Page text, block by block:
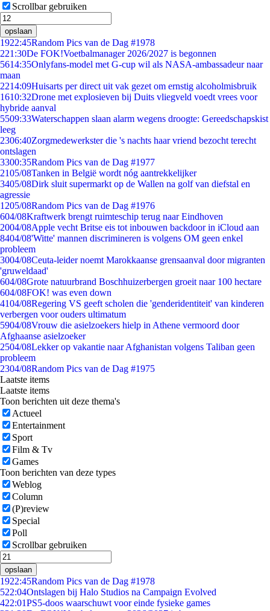
Scrollbar gebruiken
opslaan
1922:45Random Pics van de Dag #1978
221:30De FOK!Voetbalmanager 2026/2027 is begonnen
5614:35Onlyfans-model met G-cup wil als NASA-ambassadeur naar
maan
2214:09Huisarts per direct uit vak gezet om ernstig alcoholmisbruik
1610:32Drone met explosieven bij Duits vliegveld voedt vrees voor
hybride aanval
5509:33Waterschappen slaan alarm wegens droogte: Gereedschapskist
leeg
2306:40Zorgmedewerkster die 's nachts haar vriend bezocht terecht
ontslagen
3300:35Random Pics van de Dag #1977
2105/08Tanken in België wordt nóg aantrekkelijker
3405/08Dirk sluit supermarkt op de Wallen na golf van diefstal en
agressie
1205/08Random Pics van de Dag #1976
604/08Kraftwerk brengt ruimteschip terug naar Eindhoven
2004/08Apple vecht Britse eis tot inbouwen backdoor in iCloud aan
8404/08'Witte' mannen discrimineren is volgens OM geen enkel
probleem
3004/08Ceuta-leider noemt Marokkaanse grensaanval door migranten
'gruweldaad'
604/08Grote natuurbrand Boschhuizerbergen groeit naar 100 hectare
604/08FOK! was even down
4104/08Regering VS geeft scholen die 'genderidentiteit' van kinderen
verbergen voor ouders ultimatum
5904/08Vrouw die asielzoekers hielp in Athene vermoord door
Afghaanse asielzoeker
2504/08Lekker op vakantie naar Afghanistan volgens Taliban geen
probleem
2304/08Random Pics van de Dag #1975
Laatste items
Laatste items
Toon berichten uit deze thema's
Actueel
Entertainment
Sport
Film & Tv
Games
Toon berichten van deze types
Weblog
Column
(P)review
Special
Poll
Scrollbar gebruiken
opslaan
1922:45Random Pics van de Dag #1978
522:04Ontslagen bij Halo Studios na Campaign Evolved
422:01PS5-doos waarschuwt voor einde fysieke games